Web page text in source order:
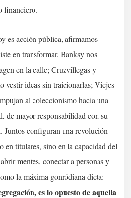
financiero.
es acción pública, afirmamos
en transformar. Banksy nos
en la calle; Cruzvillegas y
vestir ideas sin traicionarlas; Vicjes
al coleccionismo hacia una
de mayor responsabilidad con su
Juntos configuran una revolución
en titulares, sino en la capacidad del
mentes, conectar a personas y
la máxima gonródiana dicta:
es lo opuesto de aquella